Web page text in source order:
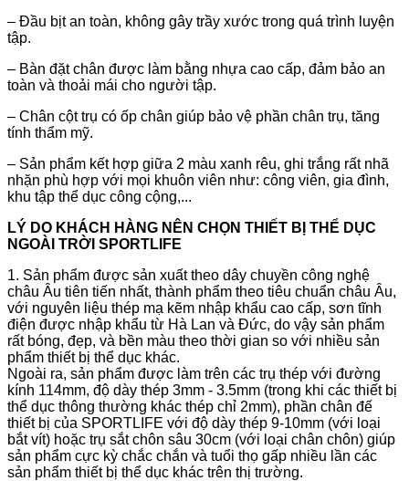
– Đầu bịt an toàn, không gây trầy xước trong quá trình luyện
tập.
– Bàn đặt chân được làm bằng nhựa cao cấp, đảm bảo an
toàn và thoải mái cho người tập.
– Chân cột trụ có ốp chân giúp bảo vệ phần chân trụ, tăng
tính thẩm mỹ.
– Sản phẩm kết hợp giữa 2 màu xanh rêu, ghi trắng rất nhã
nhặn phù hợp với mọi khuôn viên như: công viên, gia đình,
khu tập thể dục công cộng,...
LÝ DO KHÁCH HÀNG NÊN CHỌN THIẾT BỊ THỂ DỤC
NGOÀI TRỜI SPORTLIFE
1. Sản phẩm được sản xuất theo dây chuyền công nghệ
châu Âu tiên tiến nhất, thành phẩm theo tiêu chuẩn châu Âu,
với nguyên liệu thép mạ kẽm nhập khẩu cao cấp, sơn tĩnh
điện được nhập khẩu từ Hà Lan và Đức, do vậy sản phẩm
rất bóng, đẹp, và bền màu theo thời gian so với nhiều sản
phẩm thiết bị thể dục khác.
Ngoài ra, sản phẩm được làm trên các trụ thép với đường
kính 114mm, độ dày thép 3mm - 3.5mm (trong khi các thiết bị
thể dục thông thường khác thép chỉ 2mm), phần chân đế
thiết bị của SPORTLIFE với độ dày thép 9-10mm (với loại
bắt vít) hoặc trụ sắt chôn sâu 30cm (với loại chân chôn) giúp
sản phẩm cực kỳ chắc chắn và tuổi thọ gấp nhiều lần các
sản phẩm thiết bị thể dục khác trên thị trường.